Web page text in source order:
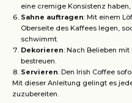
eine cremige Konsistenz
Sahne auftragen: Mit einem
Oberseite des Kaffees legen,
schwimmt.
Dekorieren: Nach Belieben
bestreuen.
Servieren: Den Irish Coffee
Mit dieser Anleitung gelingt es
zuzubereiten.